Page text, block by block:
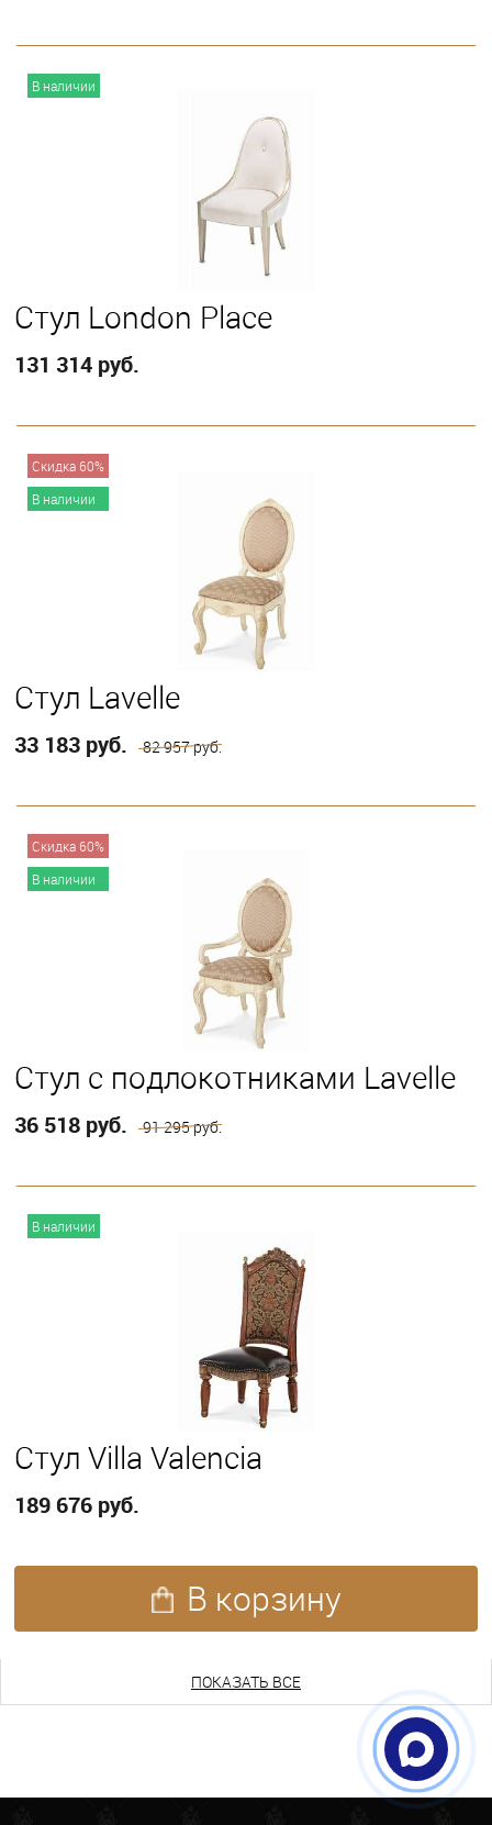
В наличии
Стул London Place
131 314 руб.
Скидка 60%
В наличии
Стул Lavelle
33 183 руб. 82 957 руб.
Скидка 60%
В наличии
Стул с подлокотниками Lavelle
36 518 руб. 91 295 руб.
В наличии
Стул Villa Valencia
189 676 руб.
В корзину
ПОКАЗАТЬ ЕЩЕ
ПОКАЗАТЬ ВСЕ